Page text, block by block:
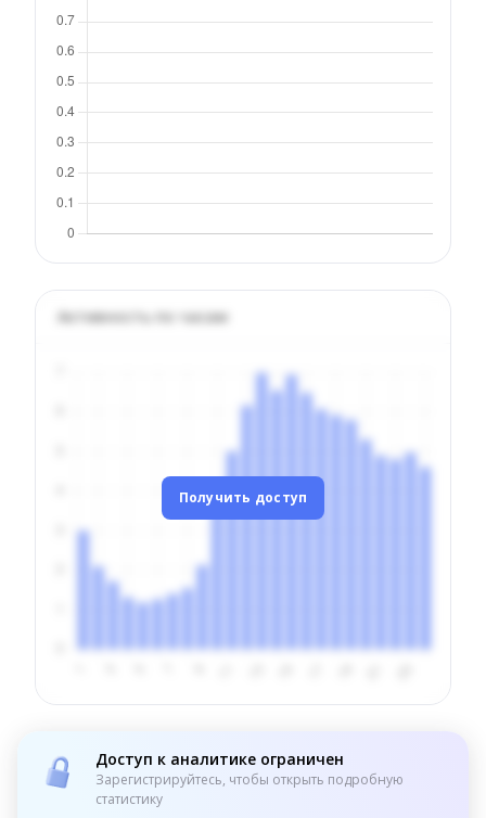
Активность по часам
Получить доступ
Доступ к аналитике ограничен
Зарегистрируйтесь, чтобы открыть подробную
статистику